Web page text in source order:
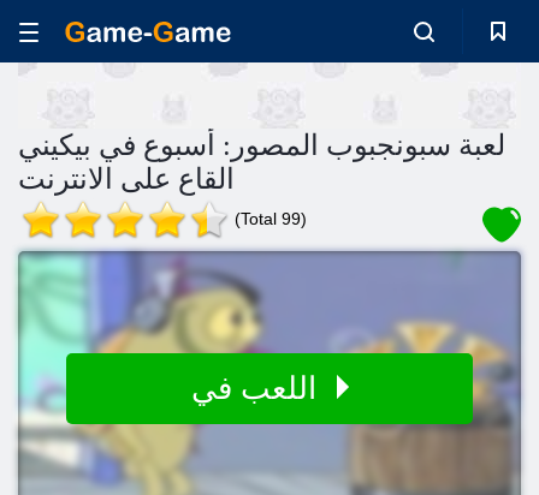
لعبة سبونجبوب المصور: أسبوع في بيكيني
القاع على الانترنت
(Total 99)